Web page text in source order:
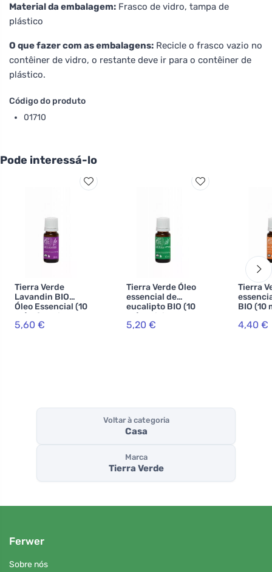
Material da embalagem: Frasco de vidro, tampa de
plástico
O que fazer com as embalagens: Recicle o frasco vazio no
contêiner de vidro, o restante deve ir para o contêiner de
plástico.
Código do produto
01710
Pode interessá-lo
Tierra Verde
Lavandin BIO
Óleo Essencial (10
ml) - favorito
universal
5,60 €
Tierra Verde Óleo
essencial de
eucalipto BIO (10
ml) - alivia as
constipações
5,20 €
Tierra
BIO (10
humor
4,40 €
Voltar à categoria
Casa
Marca
Tierra Verde
Ferwer
Sobre nós